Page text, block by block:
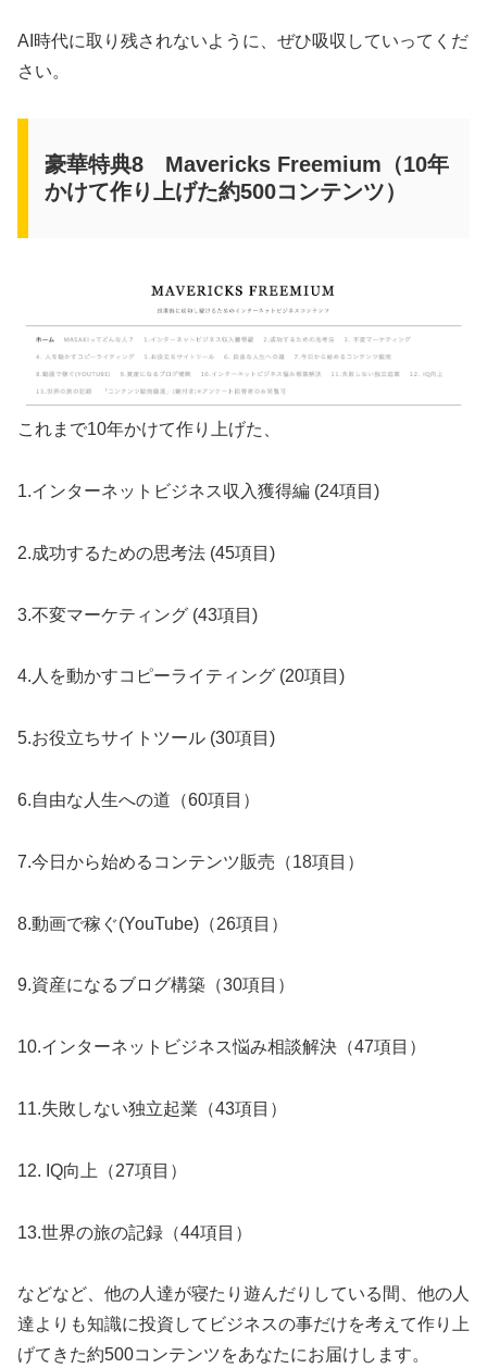
AI時代に取り残されないように、ぜひ吸収していってくだ
さい。
豪華特典8 Mavericks Freemium（10年
かけて作り上げた約500コンテンツ）
これまで10年かけて作り上げた、
1.インターネットビジネス収入獲得編 (24項目)
2.成功するための思考法 (45項目)
3.不変マーケティング (43項目)
4.人を動かすコピーライティング (20項目)
5.お役立ちサイトツール (30項目)
6.自由な人生への道（60項目）
7.今日から始めるコンテンツ販売（18項目）
8.動画で稼ぐ(YouTube)（26項目）
9.資産になるブログ構築（30項目）
10.インターネットビジネス悩み相談解決（47項目）
11.失敗しない独立起業（43項目）
12. IQ向上（27項目）
13.世界の旅の記録（44項目）
などなど、他の人達が寝たり遊んだりしている間、他の人
達よりも知識に投資してビジネスの事だけを考えて作り上
げてきた約500コンテンツをあなたにお届けします。